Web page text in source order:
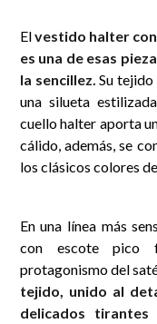
Elvestido halter
es una de esas
la sencillez. Su
una silueta
cuello halter aporta
cálido, además, se
los clásicos colores
En una línea más
con escote pico
protagonismo del
tejido, unido al
delicados